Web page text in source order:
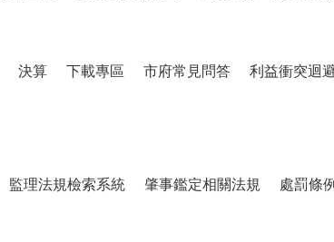
決算 下載專區 市府常見問答 利益衝突迴
監理法規檢索系統 肇事鑑定相關法規 處罰條